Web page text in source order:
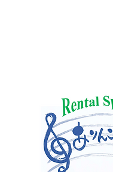
イベント